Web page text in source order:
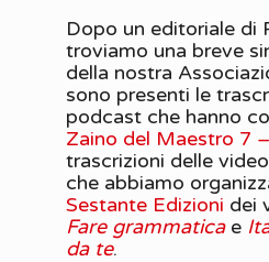
Dopo un editoriale di
troviamo una breve
della nostra
sono presenti le
podcast che hanno
Zaino del Maestro 7
trascrizioni delle
che abbiamo
Sestante Edizioni dei
Fare grammaticae
da te.